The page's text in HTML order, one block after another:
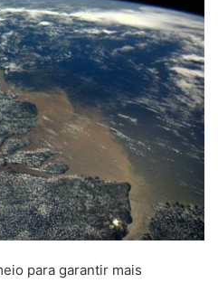
para garantir mais